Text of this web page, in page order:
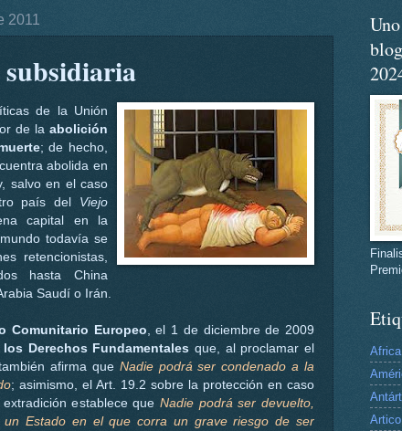
2011
de la Unión
de la abolición
; de hecho,
abolida en
salvo en el caso
país del Viejo
capital en la
todavía se
retencionistas,
hasta China
Saudí o Irán.
Comunitario Europeo , el 1 de diciembre de 2009
los Derechos Fundamentales que, al proclamar el
afirma que Nadie podrá ser condenado a la
; asimismo, el Art. 19.2 sobre la protección en caso
establece que Nadie podrá ser devuelto,
un Estado en el que corra un grave riesgo de ser
Africa
Artico